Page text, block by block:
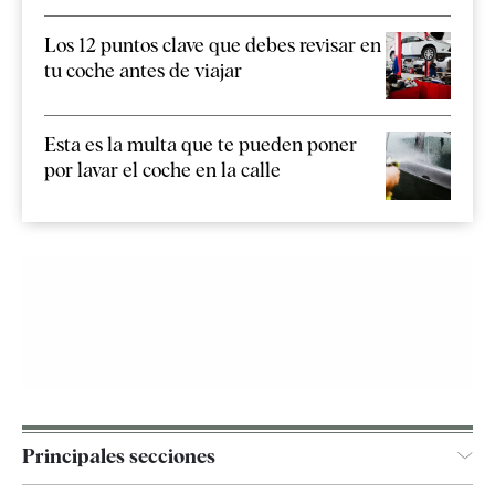
Los 12 puntos clave que debes revisar en
tu coche antes de viajar
Esta es la multa que te pueden poner
por lavar el coche en la calle
Principales secciones